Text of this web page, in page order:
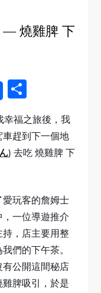
— 燒雞脾 下
幸福之旅後，我
趕到下一個地
) 去吃 燒雞脾 下
玩客的詹姆士
一位導遊推介
，店主要用整
們的下午茶。
公開這間秘店
脾吸引，於是